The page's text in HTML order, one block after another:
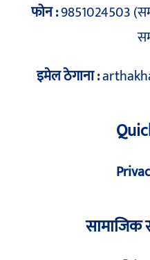
फोन :9851024503
इमेल ठेगाना :
सामाजिक